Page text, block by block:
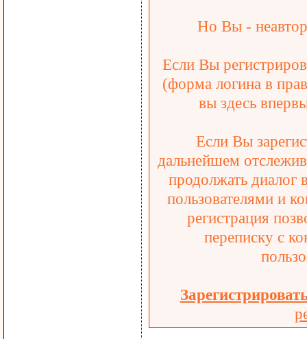
Но Вы -
Если Вы
(форма логина в
вы здесь
Если Вы
дальнейшем
продолжать диалог
пользователями и
регистрация
переписку с